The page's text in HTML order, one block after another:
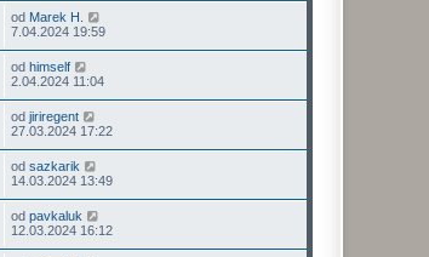
od Marek H.
7.04.2024 19:59
od himself
2.04.2024 11:04
od jiriregent
27.03.2024 17:22
od sazkarik
14.03.2024 13:49
od pavkaluk
12.03.2024 16:12